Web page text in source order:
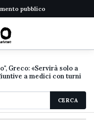
pubblico
Greco: «Servirà solo a
a medici con turni
CERCA